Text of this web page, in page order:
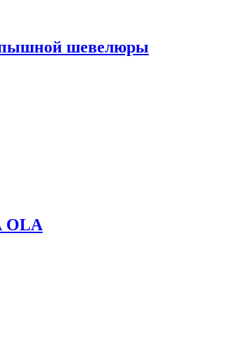
пышной шевелюры
OLA